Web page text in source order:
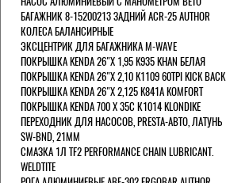
БАГАЖНИК 8-15200213 ЗАДНИЙ ACR-25 AUTHOR
КОЛЕСА БАЛАНСИРНЫЕ
ЭКСЦЕНТРИК ДЛЯ БАГАЖНИКА M-WAVE
ПОКРЫШКА KENDA 26"Х 1,95 K935 KHAN БЕЛАЯ
ПОКРЫШКА KENDA 26"Х 2,10 K1109 60TPI KICK BACK
ПОКРЫШКА KENDA 26"Х 2,125 K841A KOMFORT
ПОКРЫШКА KENDA 700 Х 35С К1014 KLONDIKE
ПЕРЕХОДНИК ДЛЯ НАСОСОВ, PRESTA-АВТО, ЛАТУНЬ
SW-BND, 21ММ
СМАЗКА 1Л TF2 PERFORMANCE CHAIN LUBRICANT.
WELDTITE